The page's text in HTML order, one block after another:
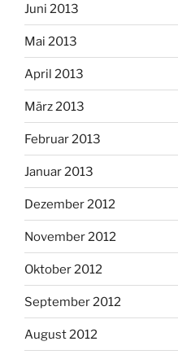
Juni 2013
Mai 2013
April 2013
März 2013
Februar 2013
Januar 2013
Dezember 2012
November 2012
Oktober 2012
September 2012
August 2012